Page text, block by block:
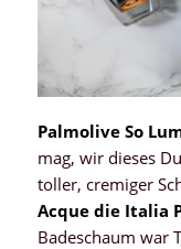
Palmolive So
mag, wir dieses
toller, cremiger
Acque die Italia
Badeschaum war